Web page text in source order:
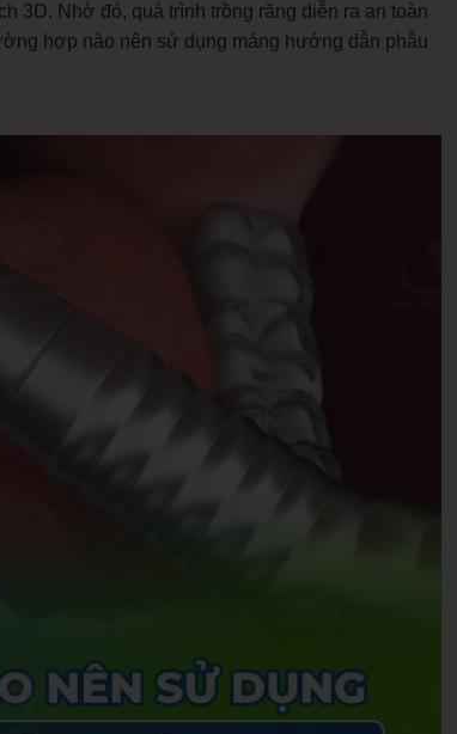
3D. Nhờ đó, quá trình trồng răng diễn ra an toàn
hợp nào nên sử dụng máng hướng dẫn phẫu